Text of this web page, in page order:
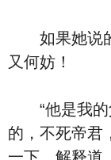
如果她说的
又何妨！
“他是我的
的，不死帝